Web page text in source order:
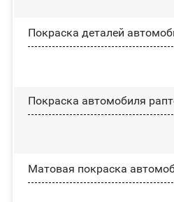
Покраска деталей
Покраска автомобиля
Матовая покраска